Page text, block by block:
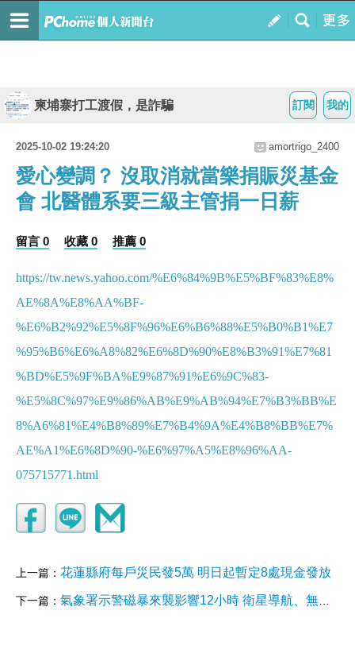
我的
訂閱
柬埔寨打工渡假，是詐騙
2025-10-02 19:24:20 amortrigo_2400
愛心變調？ 沒取消就當樂捐賑災基金
會 北醫體系要三級主管捐一日薪
留言 0 收藏 0 推薦 0
https://tw.news.yahoo.com/%E6%84%9B%E5%BF%83%E8%
AE%8A%E8%AA%BF-
%E6%B2%92%E5%8F%96%E6%B6%88%E5%B0%B1%E7
%95%B6%E6%A8%82%E6%8D%90%E8%B3%91%E7%81
%BD%E5%9F%BA%E9%87%91%E6%9C%83-
%E5%8C%97%E9%86%AB%E9%AB%94%E7%B3%BB%E
8%A6%81%E4%B8%89%E7%B4%9A%E4%B8%BB%E7%
AE%A1%E6%8D%90-%E6%97%A5%E8%96%AA-
075715771.html
上一篇： 花蓮縣府每戶災民發5萬 明日起暫定8處現金發放
下一篇： 氣象署示警磁暴來襲影響12小時 衛星導航、無線電通訊恐短暫中斷